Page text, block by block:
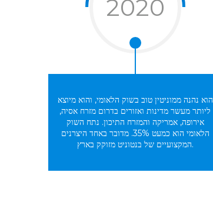
2020
הוא נהנה ממוניטין טוב בשוק הלאומי, והוא מיוצא
ליותר מעשר מדינות ואזורים בדרום מזרח אסיה,
אירופה, אמריקה והמזרח התיכון. נתח השוק
הלאומי הוא כמעט 35%. מדובר באחד היצרנים
המקצועיים של בנטוניט מזוקק בארץ.